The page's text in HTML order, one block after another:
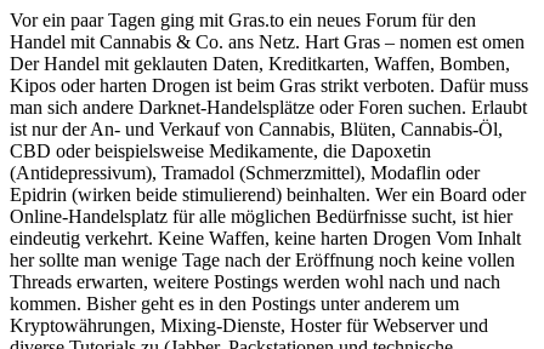
Vor ein paar Tagen ging mit Gras.to ein neues Forum für den
Handel mit Cannabis & Co. ans Netz. Hart Gras – nomen est omen
Der Handel mit geklauten Daten, Kreditkarten, Waffen, Bomben,
Kipos oder harten Drogen ist beim Gras strikt verboten. Dafür muss
man sich andere Darknet-Handelsplätze oder Foren suchen. Erlaubt
ist nur der An- und Verkauf von Cannabis, Blüten, Cannabis-Öl,
CBD oder beispielsweise Medikamente, die Dapoxetin
(Antidepressivum), Tramadol (Schmerzmittel), Modaflin oder
Epidrin (wirken beide stimulierend) beinhalten. Wer ein Board oder
Online-Handelsplatz für alle möglichen Bedürfnisse sucht, ist hier
eindeutig verkehrt. Keine Waffen, keine harten Drogen Vom Inhalt
her sollte man wenige Tage nach der Eröffnung noch keine vollen
Threads erwarten, weitere Postings werden wohl nach und nach
kommen. Bisher geht es in den Postings unter anderem um
Kryptowährungen, Mixing-Dienste, Hoster für Webserver und